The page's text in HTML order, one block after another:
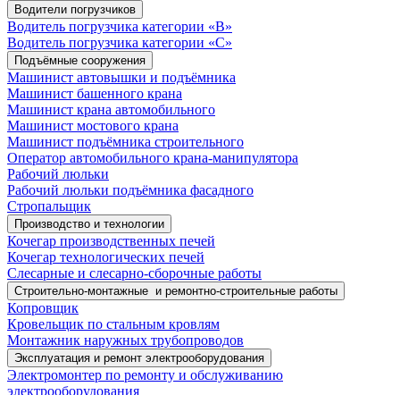
Водители погрузчиков
Водитель погрузчика категории «B»
Водитель погрузчика категории «С»
Подъёмные сооружения
Машинист автовышки и подъёмника
Машинист башенного крана
Машинист крана автомобильного
Машинист мостового крана
Машинист подъёмника строительного
Оператор автомобильного крана-манипулятора
Рабочий люльки
Рабочий люльки подъёмника фасадного
Стропальщик
Производство и технологии
Кочегар производственных печей
Кочегар технологических печей
Слесарные и слесарно-сборочные работы
Строительно-монтажные и ремонтно-строительные работы
Копровщик
Кровельщик по стальным кровлям
Монтажник наружных трубопроводов
Эксплуатация и ремонт электрооборудования
Электромонтер по ремонту и обслуживанию
электрооборудования